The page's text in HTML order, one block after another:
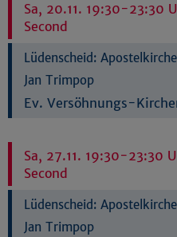
Sa, 20.11. 19:30-23:30
Second
Lüdenscheid: Apostelkirche
Jan Trimpop
Ev. Versöhnungs-
Sa, 27.11. 19:30-23:30
Second
Lüdenscheid: Apostelkirche
Jan Trimpop